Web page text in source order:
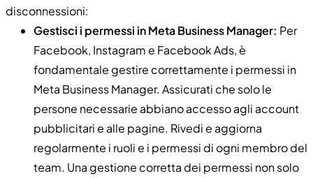
disconnessioni:
Gestisci i permessi in Meta Business Manager: Per
Facebook, Instagram e Facebook Ads, è
fondamentale gestire correttamente i permessi in
Meta Business Manager. Assicurati che solo le
persone necessarie abbiano accesso agli account
pubblicitari e alle pagine. Rivedi e aggiorna
regolarmente i ruoli e i permessi di ogni membro del
team. Una gestione corretta dei permessi non solo